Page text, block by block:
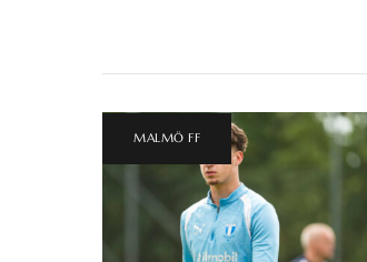
MALMÖ FF